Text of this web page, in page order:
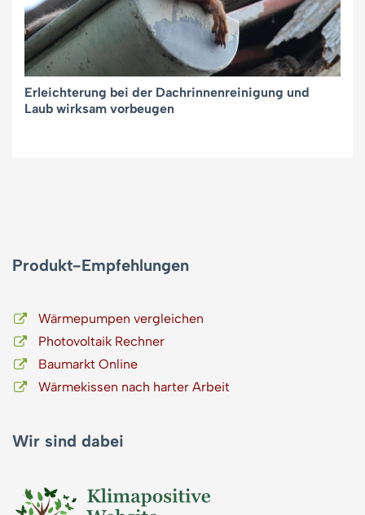
Erleichterung bei der Dachrinnenreinigung und
Laub wirksam vorbeugen
Produkt-Empfehlungen
Wärmepumpen vergleichen
Photovoltaik Rechner
Baumarkt Online
Wärmekissen nach harter Arbeit
Wir sind dabei